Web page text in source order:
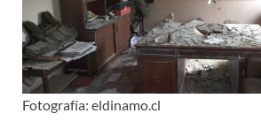
Fotografía: eldinamo.cl